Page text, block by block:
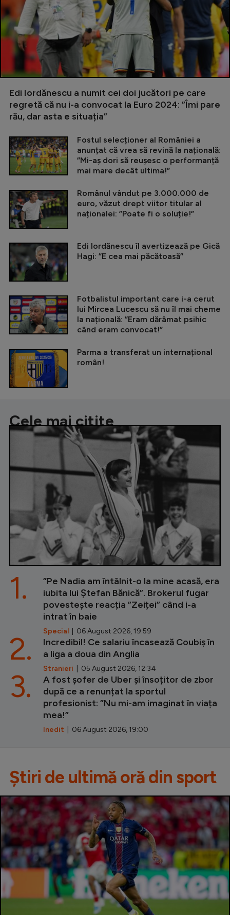
Edi Iordănescu a numit cei doi jucători pe care
regretă că nu i-a convocat la Euro 2024: ”Îmi pare
rău, dar asta e situația”
Fostul selecționer al României a
anunțat că vrea să revină la națională:
”Mi-aș dori să reușesc o performanță
mai mare decât ultima!”
Românul vândut pe 3.000.000 de
euro, văzut drept viitor titular al
naționalei: ”Poate fi o soluție!”
Edi Iordănescu îl avertizează pe Gică
Hagi: ”E cea mai păcătoasă”
Fotbalistul important care i-a cerut
lui Mircea Lucescu să nu îl mai cheme
la națională: ”Eram dărâmat psihic
când eram convocat!”
Parma a transferat un internațional
român!
Cele mai citite
”Pe Nadia am întâlnit-o la mine acasă, era
iubita lui Ștefan Bănică”. Brokerul fugar
povestește reacția ”Zeiței” când i-a
intrat în baie
Special | 06 August 2026, 19:59
1.
Incredibil! Ce salariu încasează Coubiș în
a liga a doua din Anglia
Stranieri | 05 August 2026, 12:34
2.
A fost șofer de Uber și însoțitor de zbor
după ce a renunțat la sportul
profesionist: ”Nu mi-am imaginat în viața
mea!”
Inedit | 06 August 2026, 19:00
3.
Știri de ultimă oră din sport